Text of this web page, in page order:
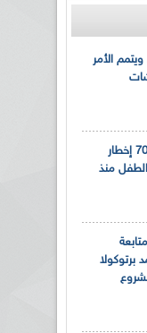
الأمر
مريم شرفي للإذاعة: 700 إخطار
منذ
برتوكولا